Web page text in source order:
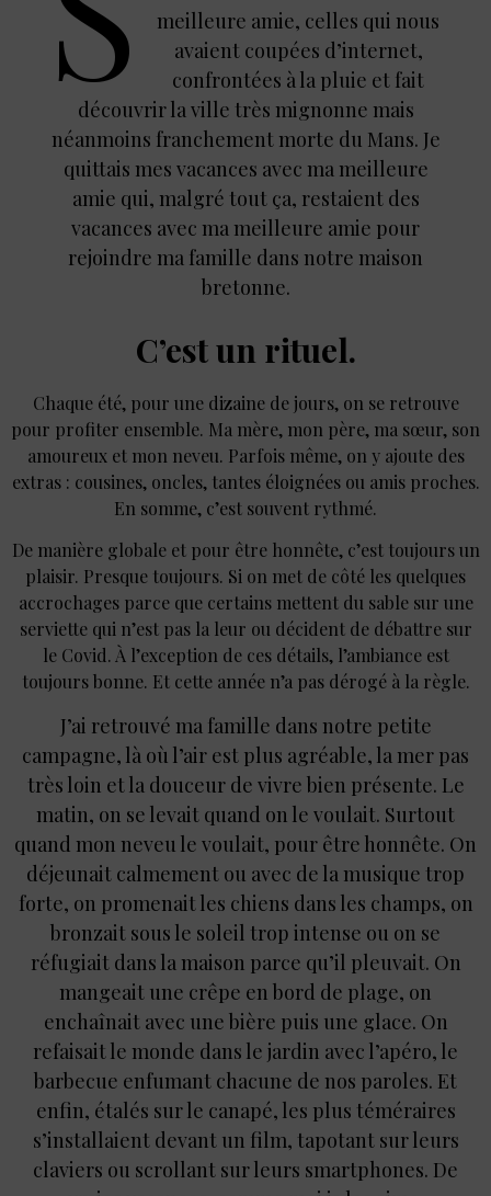
meilleure amie, celles qui nous
avaient coupées d’internet,
confrontées à la pluie et fait
découvrir la ville très mignonne mais
néanmoins franchement morte du Mans. Je
quittais mes vacances avec ma meilleure
amie qui, malgré tout ça, restaient des
vacances avec ma meilleure amie pour
rejoindre ma famille dans notre maison
bretonne.
C’est un rituel.
Chaque été, pour une dizaine de jours, on se retrouve
pour profiter ensemble. Ma mère, mon père, ma sœur, son
amoureux et mon neveu. Parfois même, on y ajoute des
extras : cousines, oncles, tantes éloignées ou amis proches.
En somme, c’est souvent rythmé.
De manière globale et pour être honnête, c’est toujours un
plaisir. Presque toujours. Si on met de côté les quelques
accrochages parce que certains mettent du sable sur une
serviette qui n’est pas la leur ou décident de débattre sur
le Covid. À l’exception de ces détails, l’ambiance est
toujours bonne. Et cette année n’a pas dérogé à la règle.
J’ai retrouvé ma famille dans notre petite
campagne, là où l’air est plus agréable, la mer pas
très loin et la douceur de vivre bien présente. Le
matin, on se levait quand on le voulait. Surtout
quand mon neveu le voulait, pour être honnête. On
déjeunait calmement ou avec de la musique trop
forte, on promenait les chiens dans les champs, on
bronzait sous le soleil trop intense ou on se
réfugiait dans la maison parce qu’il pleuvait. On
mangeait une crêpe en bord de plage, on
enchaînait avec une bière puis une glace. On
refaisait le monde dans le jardin avec l’apéro, le
barbecue enfumant chacune de nos paroles. Et
enfin, étalés sur le canapé, les plus téméraires
s’installaient devant un film, tapotant sur leurs
claviers ou scrollant sur leurs smartphones. De